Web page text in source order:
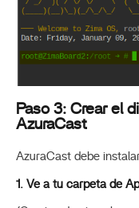
Paso 3: Crear el
AzuraCast
AzuraCast debe
1. Ve a tu carpeta de